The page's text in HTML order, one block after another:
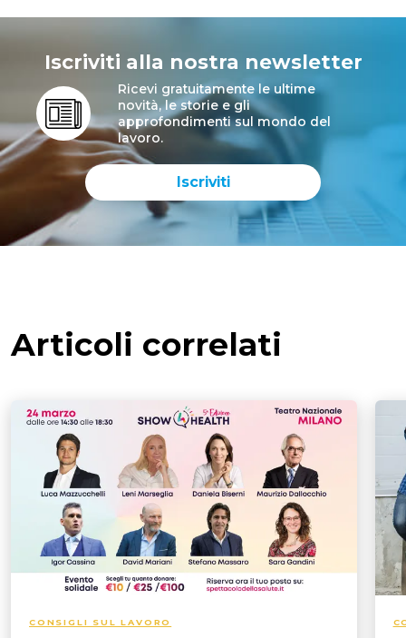
Iscriviti alla nostra newsletter
Ricevi gratuitamente le ultime
novità, le storie e gli
approfondimenti sul mondo del
lavoro.
Iscriviti
Articoli correlati
CONSIGLI SUL LAVORO